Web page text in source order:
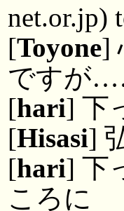
net.or.jp)
[Toyone]
ですが
[hari] 下
[Hisasi]
[hari] 下
ころに